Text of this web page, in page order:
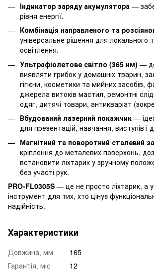
Індикатор заряду акумулятора —
рівня енергії.
Комбінація направленого та
універсальне рішення для локального
освітлення.
Ультрафіолетове світло (365 нм) —
виявляти грибок у домашніх тварин,
гігієни, косметики та мийних засобів,
джерела витоків мастил, ремонтні
одяг, дитячі товари, антикваріат
Вбудований лазерний покажчик —
для презентацій, навчання, виступів і
Магнітний та поворотний сталевий
кріплення до металевих поверхонь,
встановити ліхтарик у зручному
без участі рук.
PRO-FL0305S — це не просто ліхтарик, а
інструмент для тих, хто цінує
надійність.
Характеристики
Довжина, мм
165
Гарантія, міс
12